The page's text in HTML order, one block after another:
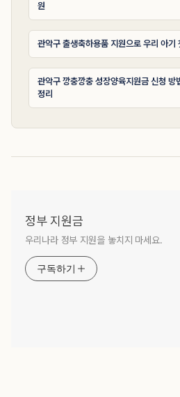
원
관악구 출생축하용품 지원으로 우리 아기
관악구 깡충깡충 성장양육지원금 신청
정리
정부 지원금
우리나라 정부 지원을 놓치지 마세요.
구독하기